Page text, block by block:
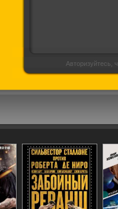
Авторизуйтесь,